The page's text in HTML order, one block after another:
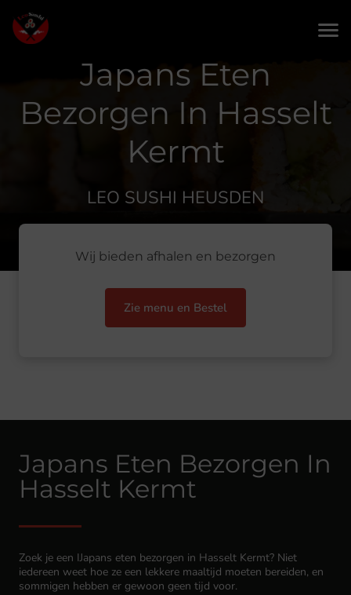
Japans Eten
Bezorgen In Hasselt
Kermt
LEO SUSHI HEUSDEN
Wij bieden afhalen en bezorgen
Zie menu en Bestel
Japans Eten Bezorgen In
Hasselt Kermt
Zoek je een IJapans eten bezorgen in Hasselt Kermt? Niet
iedereen weet hoe ze een lekkere maaltijd moeten bereiden, en
sommigen hebben er gewoon geen tijd voor.